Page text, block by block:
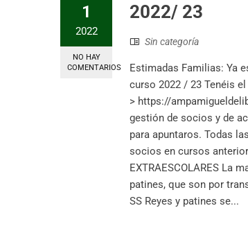
1
2022
NO HAY
COMENTARIOS
2022/ 23
Sin categoría
Estimadas Familias: Ya
curso 2022 / 23 Tenéis
> https://
gestión de socios y de
para apuntaros. Todas
socios en cursos
EXTRAESCOLARES La
patines, que son por
SS Reyes y patines se...